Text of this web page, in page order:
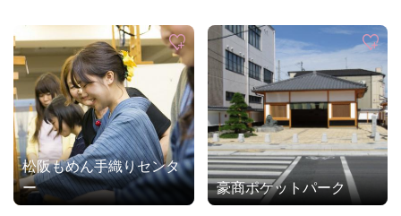
松阪もめん手織りセンタ
ー
豪商ポケットパーク